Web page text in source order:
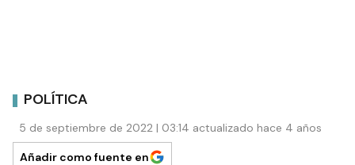
POLÍTICA
5 de septiembre de 2022 | 03:14 actualizado hace 4 años
Añadir como fuente en